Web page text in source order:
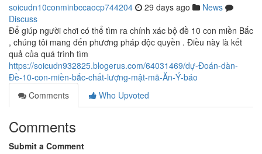
soicudn10conminbccaocp744204 29 days ago
News
Discuss
Để giúp người chơi có thể tìm ra chính xác bộ đề 10 con miền Bắc
, chúng tôi mang đến phương pháp độc quyền . Điều này là kết
quả của quá trình tìm
https://soicudn932825.blogerus.com/64031469/dự-Đoán-dàn-
Đề-10-con-miền-bắc-chất-lượng-mật-mã-Ăn-Ý-báo
Comments
Who Upvoted
Comments
Submit a Comment